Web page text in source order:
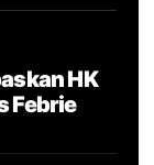
HK
Febrie